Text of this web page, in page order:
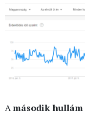
A második hullám